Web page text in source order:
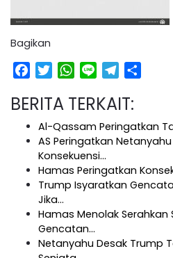
Bagikan
Facebook
TwitterWhatsApp
Line Telegram
BERITA TERKAIT:
Al-Qassam Peringatkan
AS Peringatkan
Konsekuensi…
Hamas Peringatkan
Trump Isyaratkan
Jika…
Hamas Menolak Serahkan
Gencatan…
Netanyahu Desak Trump